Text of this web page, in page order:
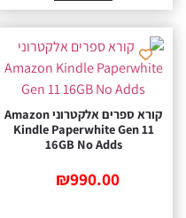
קורא ספרים אלקטרוני Amazon
Kindle Paperwhite Gen
16GB No Adds
₪990.00